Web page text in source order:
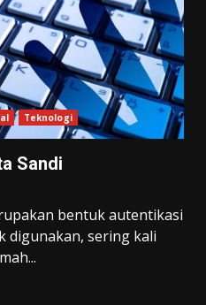
Teknologi
Sandi
bentuk autentikasi
digunakan, sering kali